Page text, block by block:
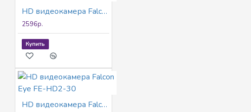
HD видеокамера Falcon Eye FE-HB2-30A
2596р.
Купить
HD видеокамера Falcon Eye FE-HD2-30